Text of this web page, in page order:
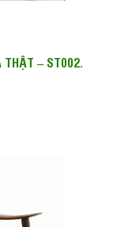
SOFA ĐƠN GỖ ÓC CHÓ BỌC DA THẬT – ST002.